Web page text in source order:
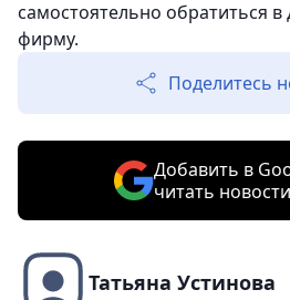
самостоятельно обратиться
фирму.
Поделитесь
Добавить в
читать
Татьяна Устинова